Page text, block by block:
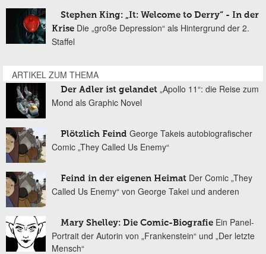
Stephen King: „It: Welcome to Derry“ - In der
Krise Die „große Depression“ als Hintergrund der 2.
Staffel
ARTIKEL ZUM THEMA
Der Adler ist gelandet „Apollo 11“: die Reise zum
Mond als Graphic Novel
Plötzlich Feind George Takeis autobiografischer
Comic „They Called Us Enemy“
Feind in der eigenen Heimat Der Comic „They
Called Us Enemy“ von George Takei und anderen
Mary Shelley: Die Comic-Biografie Ein Panel-
Portrait der Autorin von „Frankenstein“ und „Der letzte
Mensch“